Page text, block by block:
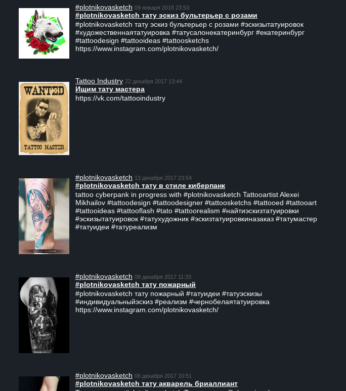
#plotnikovasketch 09 января 2018 23:53
#plotnikovasketch тату эскиз бультерьер с розами
#plotnikovasketch тату эскиз бультерьер с розами #эскизытатуировок
#художественнаятатуировка #татусалонекатеринбург #екатеринбург
#tattoodesign #tattooideas #tattoosketchs
https://www.instagram.com/plotnikovasketch/
Tattoo Industry 22 декабря 2017 13:44
Ищим тату мастера
https://vk.com/tattooindustry
#plotnikovasketch 13 декабря 2017 23:54
#plotnikovasketch тату в стиле киберпанк
tattoo cyberpank in progress with #plotnikovasketch Tattooartist Alexei
Mikhailov #tattoodesign #tattoodesigner #tattoosketchs #tattooed #tattooart
#tattooideas #tattooflash #tato #tattoorealism #найтиэскизтатуировки
#эскизытатуировок #татухудожник #эскизтатуировкиназаказ #татумастер
#татуидеи #татуреализм
#plotnikovasketch 09 декабря 2017 11:33
#plotnikovasketch тату пожарный
#plotnikovasketch тату пожарный #татуидеи #татуэскизы
#индивидуальныйэскиз #реализм #чернобелаятатуировка
https://www.instagram.com/plotnikovasketch/
#plotnikovasketch 06 декабря 2017 10:51
#plotnikovasketch тату акварель бриаллиант